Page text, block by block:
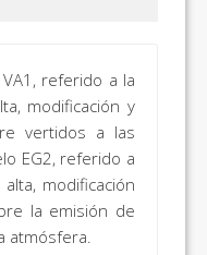
referido a la
modificación y
vertidos a las
EG2, referido a
modificación
la emisión de
atmósfera.